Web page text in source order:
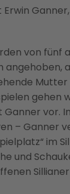
von fünf
angehoben,
gehen
Ganner vor.
– Ganner
im
und